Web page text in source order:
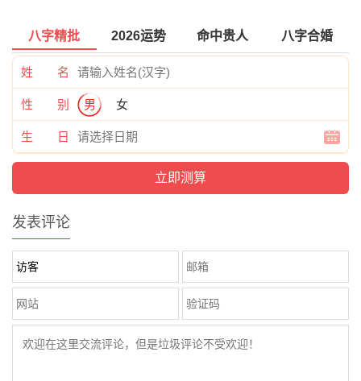
八字精批 2026运势 命中贵人 八字合婚
姓 名
性 别 男 女
生 日
发表评论